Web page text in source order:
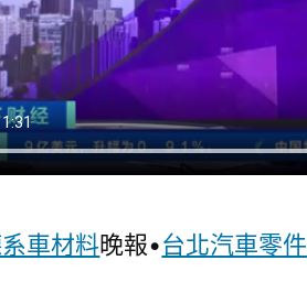
車材料晚報•台北汽車零件